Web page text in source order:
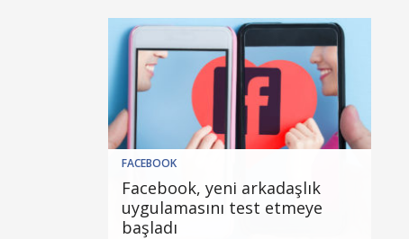
FACEBOOK
Facebook, yeni arkadaşlık
uygulamasını test etmeye
başladı